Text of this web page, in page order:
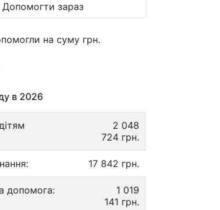
Допомогти зараз
на суму грн.
в 2026
2 048
724 грн.
17 842 грн.
допомога:
1 019
141 грн.